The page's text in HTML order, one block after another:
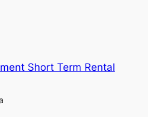
Short Term Rental